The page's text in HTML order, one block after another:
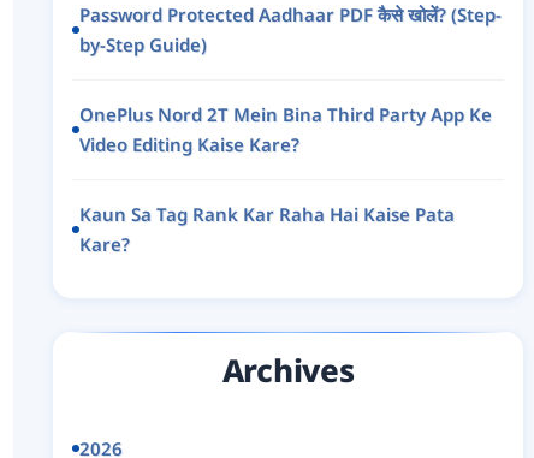
Password Protected Aadhaar PDF कैसे खोलें? (Step-
by-Step Guide)
OnePlus Nord 2T Mein Bina Third Party App Ke
Video Editing Kaise Kare?
Kaun Sa Tag Rank Kar Raha Hai Kaise Pata
Kare?
Archives
2026